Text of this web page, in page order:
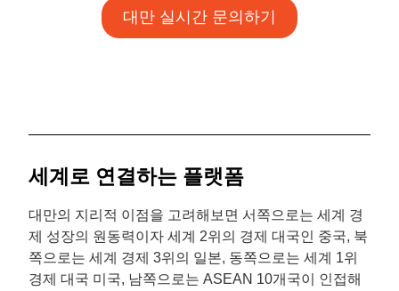
대만 실시간 문의하기
세계로 연결하는 플랫폼
대만의 지리적 이점을 고려해보면 서쪽으로는 세계 경
제 성장의 원동력이자 세계 2위의 경제 대국인 중국, 북
쪽으로는 세계 경제 3위의 일본, 동쪽으로는 세계 1위
경제 대국 미국, 남쪽으로는 ASEAN 10개국이 인접해